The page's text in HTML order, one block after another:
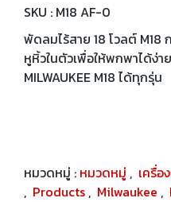
SKU : M18 AF-0
พัดลมไร้สาย 18 โวลต์
หูหิ้วในตัวเพื่อให้พกพาได้ง่
MILWAUKEE M18 ได้ทุกรุ่น
หมวดหมู่ : หมวดหมู่ , เครื่
, Products , Milwaukee ,